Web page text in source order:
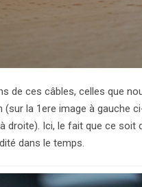
de ces câbles, celles que
la 1ere image à gauche
droite). Ici, le fait que ce
dans le temps.